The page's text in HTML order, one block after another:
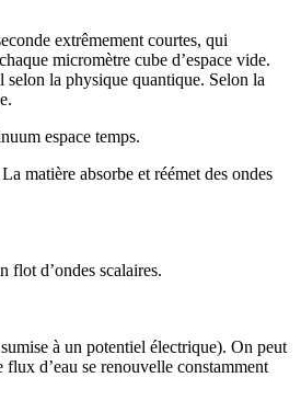
extrêmement courtes, qui
micromètre cube d’espace vide.
selon la physique quantique. Selon la
espace temps.
matière absorbe et réémet des ondes
flot d’ondes scalaires.
à un potentiel électrique). On peut
flux d’eau se renouvelle constamment